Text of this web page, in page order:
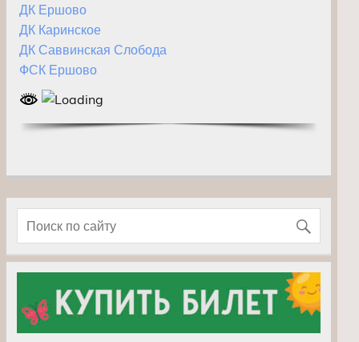
ДК Ершово
ДК Каринское
ДК Саввинская Слобода
ФСК Ершово